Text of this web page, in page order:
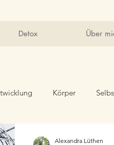
Detox Über
Körper
Alexandra Lüthen